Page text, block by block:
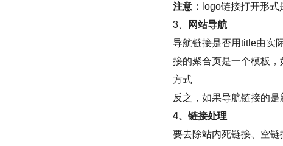
注意： logo链接打开形式
3、
网站导航
导航链接是否用title由实
接的聚合页是一个模板
方式
反之，如果导航链接的
4、链接处理
要去除站内死链接、空链